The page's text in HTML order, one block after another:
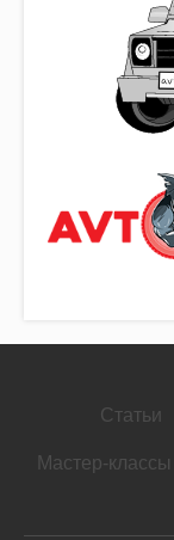
Статьи
Мастер-классы